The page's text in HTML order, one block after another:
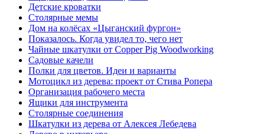
Детские кроватки
Столярные мемы
Дом на колёсах «Цыганский фургон»
Показалось. Когда увидел то, чего нет
Чайные шкатулки от Copper Pig Woodworking
Садовые качели
Полки для цветов. Идеи и варианты
Мотоцикл из дерева: проект от Стива Ропера
Организация рабочего места
Ящики для инструмента
Столярные соединения
Шкатулки из дерева от Алексея Лебедева